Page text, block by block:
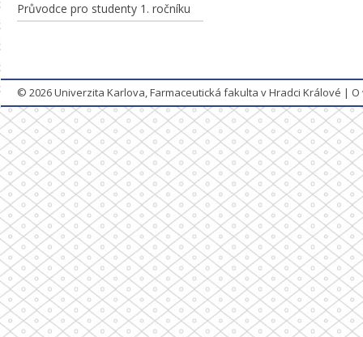
Průvodce pro studenty 1. ročníku
© 2026Univerzita Karlova, Farmaceutická fakulta v Hradci Králové |